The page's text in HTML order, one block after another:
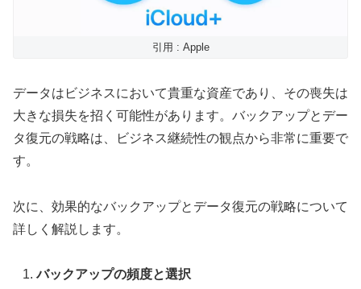
引用 : Apple
データはビジネスにおいて貴重な資産であり、その喪失は
大きな損失を招く可能性があります。バックアップとデー
タ復元の戦略は、ビジネス継続性の観点から非常に重要で
す。
次に、効果的なバックアップとデータ復元の戦略について
詳しく解説します。
バックアップの頻度と選択